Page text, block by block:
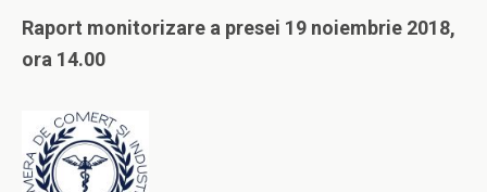
Raport monitorizare a presei 19 noiembrie 2018,
ora 14.00